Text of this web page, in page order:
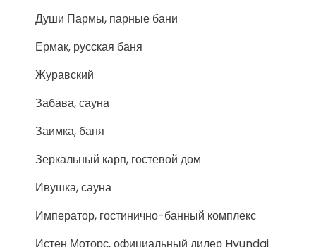
Души Пармы, парные бани
Ермак, русская баня
Журавский
Забава, сауна
Заимка, баня
Зеркальный карп, гостевой дом
Ивушка, сауна
Император, гостинично-банный комплекс